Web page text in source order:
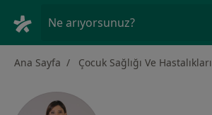
Ne arıyorsunuz?
Ana Sayfa Çocuk Sağlığı Ve Hastalıkları